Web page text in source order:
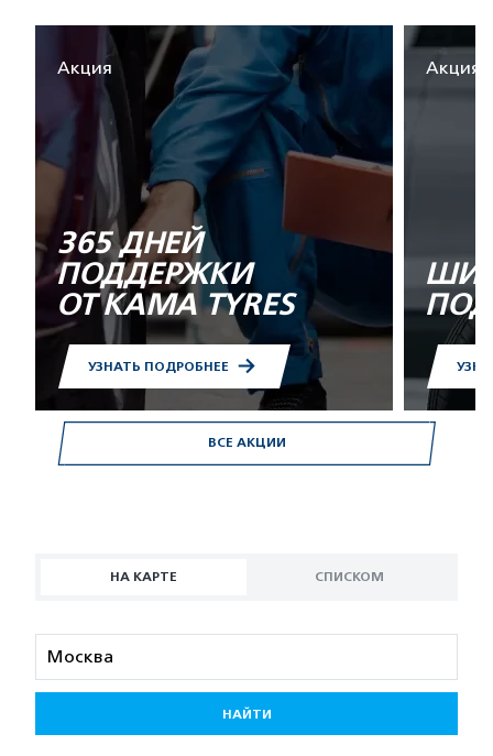
ВСЕ АКЦИИ
Акция
365 ДНЕЙ
ПОДДЕРЖКИ
ОТ KAMA TYRES
УЗНАТЬ ПОДРОБНЕЕ
Акция
НА КАРТЕ СПИСКОМ
НАЙТИ